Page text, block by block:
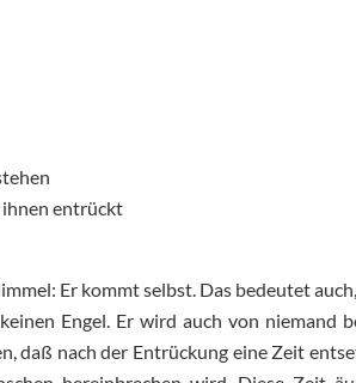
ihnen entrückt
Er kommt selbst. Das bedeutet
Engel. Er wird auch von niemand
daß nach der Entrückung eine Zeit